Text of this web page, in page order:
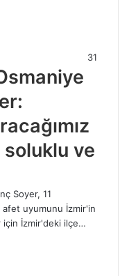
31
ve
Soyer, 11
uyumunu İzmir'in
için İzmir'deki ilçe…